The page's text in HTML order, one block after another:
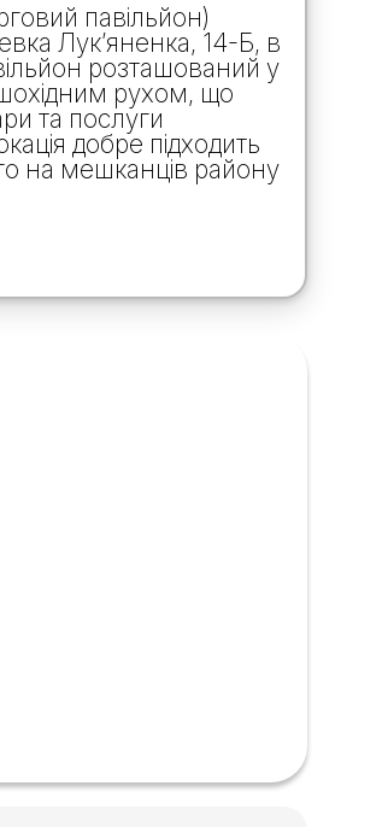
павільйон)
Лук’яненка, 14-Б, в
розташований у
рухом, що
та послуги
добре підходить
на мешканців району